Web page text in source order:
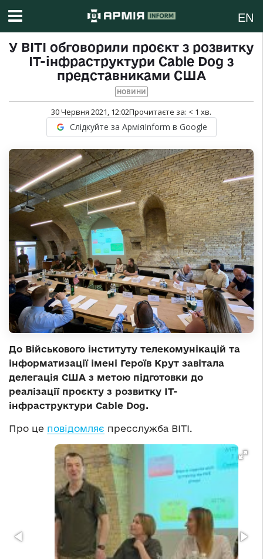
EN
У ВІТІ обговорили проєкт з розвитку
IT-інфраструктури Cable Dog з
представниками США
НОВИНИ
30 Червня 2021, 12:02Прочитаєте за: < 1 хв.
Слідкуйте за АрміяInform в Google
До Військового інституту телекомунікацій та
інформатизації імені Героїв Крут завітала
делегація США з метою підготовки до
реалізації проєкту з розвитку IT-
інфраструктури Cable Dog.
Про це повідомляє пресслужба ВІТІ.